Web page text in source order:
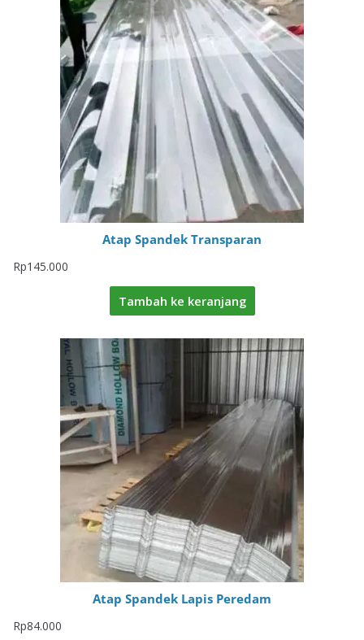
Atap Spandek Transparan
Rp145.000
Tambah ke keranjang
Atap Spandek Lapis Peredam
Rp84.000